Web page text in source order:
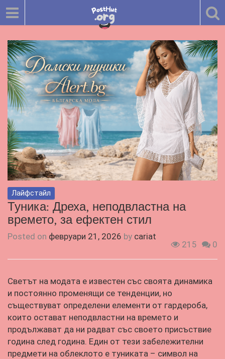
Лайфстайл
Туника: Дреха, неподвластна на
времето, за ефектен стил
Posted on февруари 21, 2026 by cariat
215
0
Светът на модата е известен със своята динамика
и постоянно променящи се тенденции, но
съществуват определени елементи от гардероба,
които остават неподвластни на времето и
продължават да ни радват със своето присъствие
година след година. Един от тези забележителни
предмети на облеклото е туниката – символ на